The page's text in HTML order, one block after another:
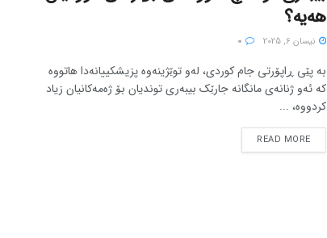
هەیە؟
نیسان 6, 2025
بە پێی ڕاپۆرتی جام کوردی، لەو توێژینەوە پزیشکییانەدا هاتووە
کە ئەو ژنانەی مانگانە جارێک بیبەری توندیان بۆ ژەمەکانیان زیاد
کردووە، ...
READ MORE